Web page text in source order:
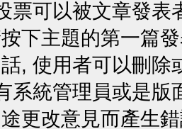
票可以被文章發
下主題的第一篇
, 使用者可以刪
系統管理員或是
更改意見而產生